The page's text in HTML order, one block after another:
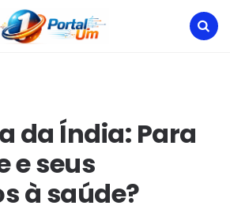
da Índia: Para
e seus
à saúde?